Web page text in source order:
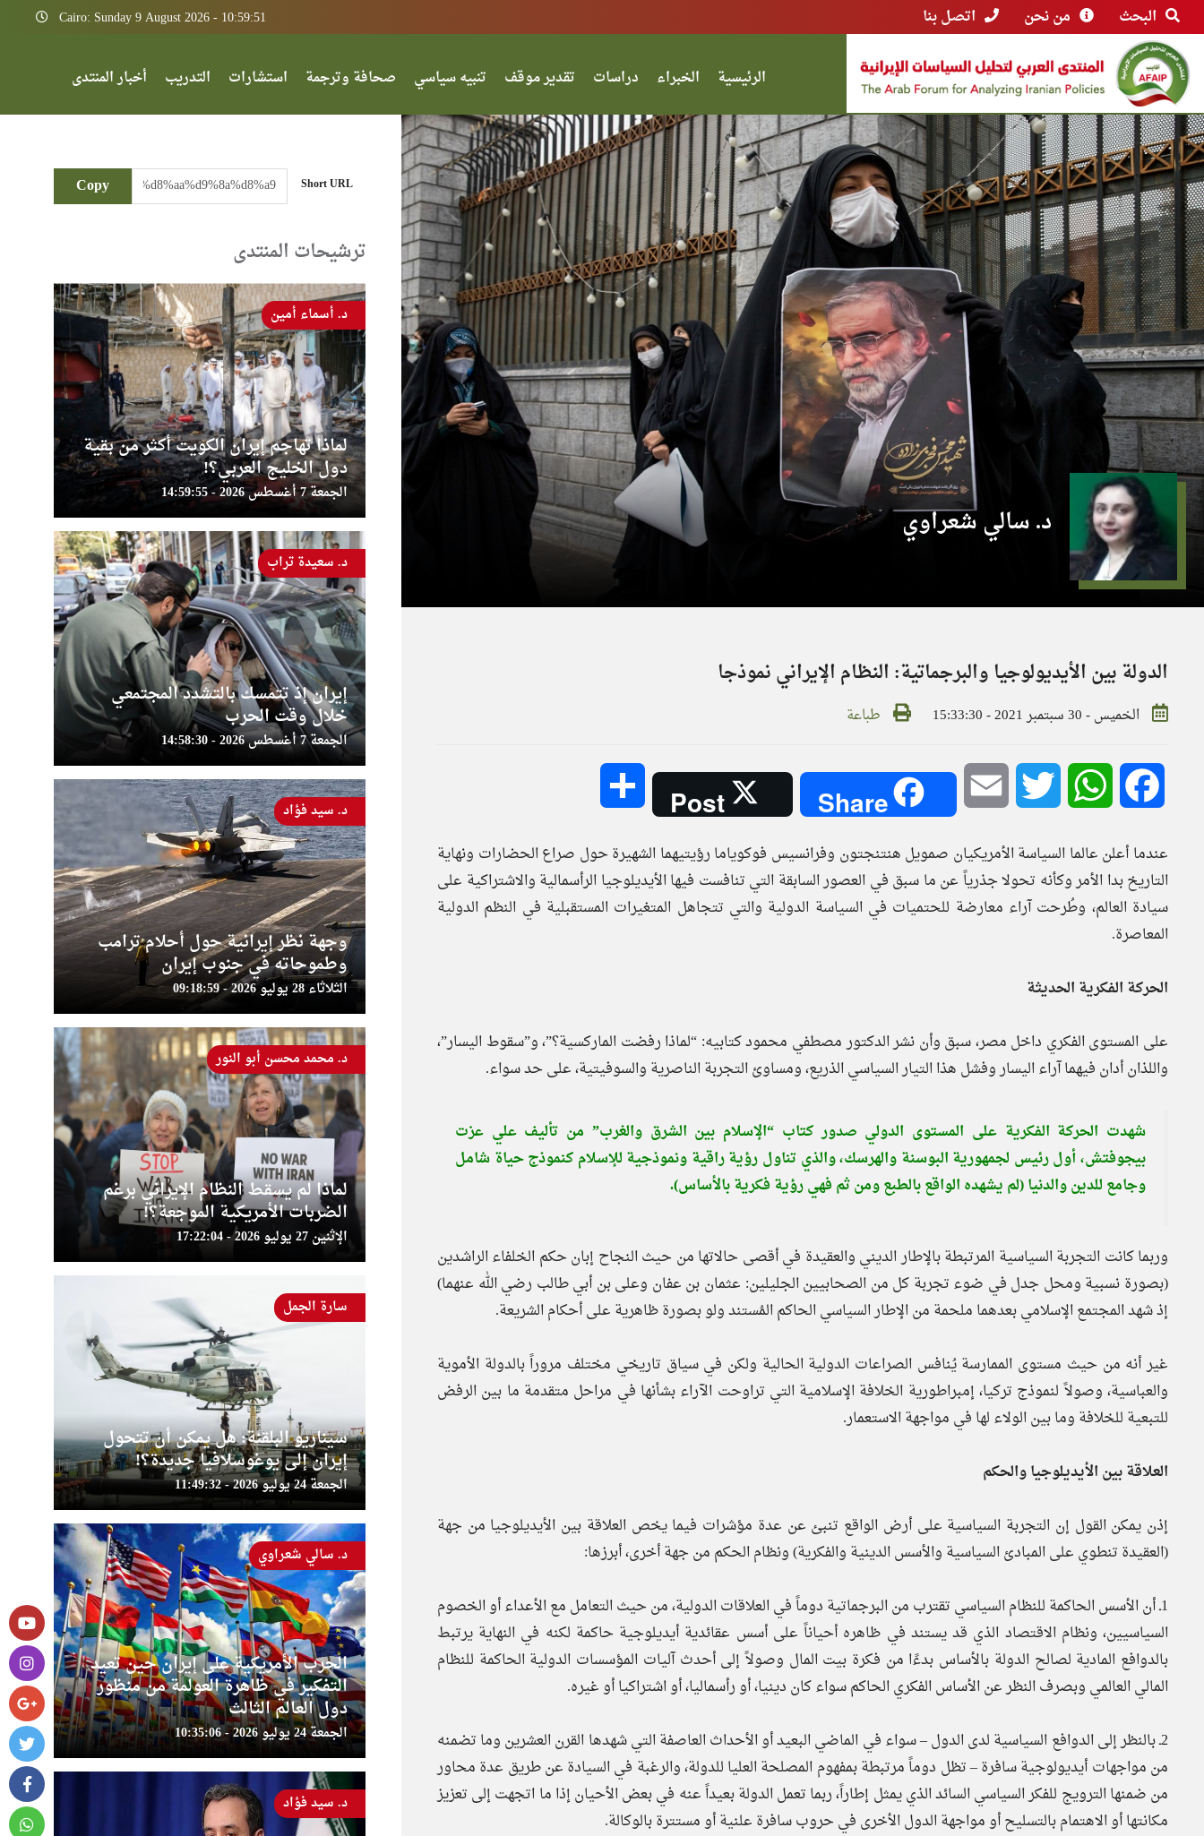
البحث من نحن اتصل بنا Cairo: Sunday 9 August 2026 - 10:59:51
الرئيسية الخبراء دراسات تقدير موقف تنبيه سياسي صحافة وترجمة استشارات التدريب أخبار المنتدى
د. سالي شعراوي
الدولة بين الأيديولوجيا والبرجماتية: النظام الإيراني نموذجا
الخميس - 30 سبتمبر 2021 - 15:33:30 طباعة
Facebook
WhatsApp
Twitter
Email
Share
Post
عندما أعلن عالما السياسة الأمريكيان صمويل هنتنجتون وفرانسيس فوكوياما رؤيتيهما الشهيرة حول صراع الحضارات ونهاية
التاريخ بدا الأمر وكأنه تحولا جذرياً عن ما سبق في العصور السابقة التي تنافست فيها الأيديلوجيا الرأسمالية والاشتراكية على
سيادة العالم، وطُرحت آراء معارضة للحتميات في السياسة الدولية والتي تتجاهل المتغيرات المستقبلية في النظم الدولية
المعاصرة.
الحركة الفكرية الحديثة
على المستوى الفكري داخل مصر، سبق وأن نشر الدكتور مصطفي محمود كتابيه: “لماذا رفضت الماركسية؟”، و”سقوط اليسار”،
واللذان أدان فيهما آراء اليسار وفشل هذا التيار السياسي الذريع، ومساوئ التجربة الناصرية والسوفيتية، على حد سواء.
شهدت الحركة الفكرية على المستوى الدولي صدور كتاب “الإسلام بين الشرق والغرب” من تأليف علي عزت
بيجوفتش، أول رئيس لجمهورية البوسنة والهرسك، والذي تناول رؤية راقية ونموذجية للإسلام كنموذج حياة شامل
وجامع للدين والدنيا (لم يشهده الواقع بالطبع ومن ثم فهي رؤية فكرية بالأساس).
وربما كانت التجربة السياسية المرتبطة بالإطار الديني والعقيدة في أقصى حالاتها من حيث النجاح إبان حكم الخلفاء الراشدين
(بصورة نسبية ومحل جدل في ضوء تجربة كل من الصحابيين الجليلين: عثمان بن عفان وعلى بن أبي طالب رضي الله عنهما)
إذ شهد المجتمع الإسلامي بعدهما ملحمة من الإطار السياسي الحاكم المُستند ولو بصورة ظاهرية على أحكام الشريعة.
غير أنه من حيث مستوى الممارسة يُنافس الصراعات الدولية الحالية ولكن في سياق تاريخي مختلف مروراً بالدولة الأموية
والعباسية، وصولاً لنموذج تركيا، إمبراطورية الخلافة الإسلامية التي تراوحت الآراء بشأنها في مراحل متقدمة ما بين الرفض
للتبعية للخلافة وما بين الولاء لها في مواجهة الاستعمار.
العلاقة بين الأيديلوجيا والحكم
إذن يمكن القول إن التجربة السياسية على أرض الواقع تنبئ عن عدة مؤشرات فيما يخص العلاقة بين الأيديلوجيا من جهة
(العقيدة تنطوي على المبادئ السياسية والأسس الدينية والفكرية) ونظام الحكم من جهة أخرى، أبرزها:
1ـ أن الأسس الحاكمة للنظام السياسي تقترب من البرجماتية دوماً في العلاقات الدولية، من حيث التعامل مع الأعداء أو الخصوم
السياسيين، ونظام الاقتصاد الذي قد يستند في ظاهره أحياناً على أسس عقائدية أيديلوجية حاكمة لكنه في النهاية يرتبط
بالدوافع المادية لصالح الدولة بالأساس بدءًا من فكرة بيت المال وصولاً إلى أحدث آليات المؤسسات الدولية الحاكمة للنظام
المالي العالمي وبصرف النظر عن الأساس الفكري الحاكم سواء كان دينيا، أو رأسماليا، أو اشتراكيا أو غيره.
2ـ بالنظر إلى الدوافع السياسية لدى الدول – سواء في الماضي البعيد أو الأحداث العاصفة التي شهدها القرن العشرين وما تضمنه
من مواجهات أيديولوجية سافرة – تظل دوماً مرتبطة بمفهوم المصلحة العليا للدولة، والرغبة في السيادة عن طريق عدة محاور
من ضمنها الترويج للفكر السياسي السائد الذي يمثل إطاراً، ربما تعمل الدولة بعيداً عنه في بعض الأحيان إذا ما اتجهت إلى تعزيز
مكانتها أو الاهتمام بالتسليح أو مواجهة الدول الأخرى في حروب سافرة علنية أو مستترة بالوكالة.
Short URL
Copy
ترشيحات المنتدى
لماذا تهاجم إيران الكويت أكثر من بقية
دول الخليج العربي؟!
الجمعة 7 أغسطس 2026 - 14:59:55
د. أسماء أمين
إيران إذ تتمسك بالتشدد المجتمعي
خلال وقت الحرب
الجمعة 7 أغسطس 2026 - 14:58:30
د. سعيدة تراب
وجهة نظر إيرانية حول أحلام ترامب
وطموحاته في جنوب إيران
الثلاثاء 28 يوليو 2026 - 09:18:59
د. سيد فؤاد
لماذا لم يسقط النظام الإيراني برغم
الضربات الأمريكية الموجعة؟!
الإثنين 27 يوليو 2026 - 17:22:04
د. محمد محسن أبو النور
سيناريو البلقنة: هل يمكن أن تتحول
إيران إلى يوغوسلافيا جديدة؟!
الجمعة 24 يوليو 2026 - 11:49:32
سارة الجمل
الحرب الأمريكية على إيران حين تعيد
التفكير في ظاهرة العولمة من منظور
دول العالم الثالث
الجمعة 24 يوليو 2026 - 10:35:06
د. سالي شعراوي
د. سيد فؤاد